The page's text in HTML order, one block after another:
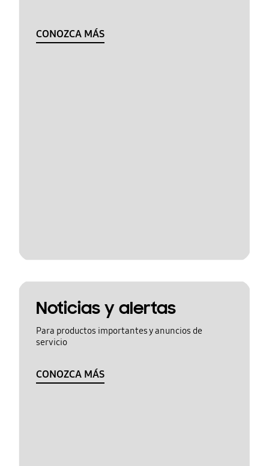
CONOZCA MÁS
Noticias y alertas
Para productos importantes y anuncios de
servicio
CONOZCA MÁS